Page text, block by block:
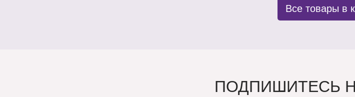
Все товары в
ПОДПИШИТЕСЬ